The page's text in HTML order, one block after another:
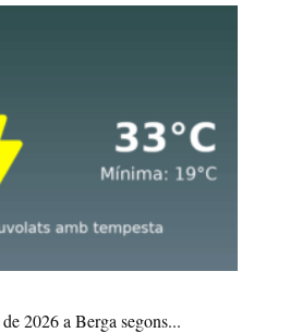
2026 a Berga segons...